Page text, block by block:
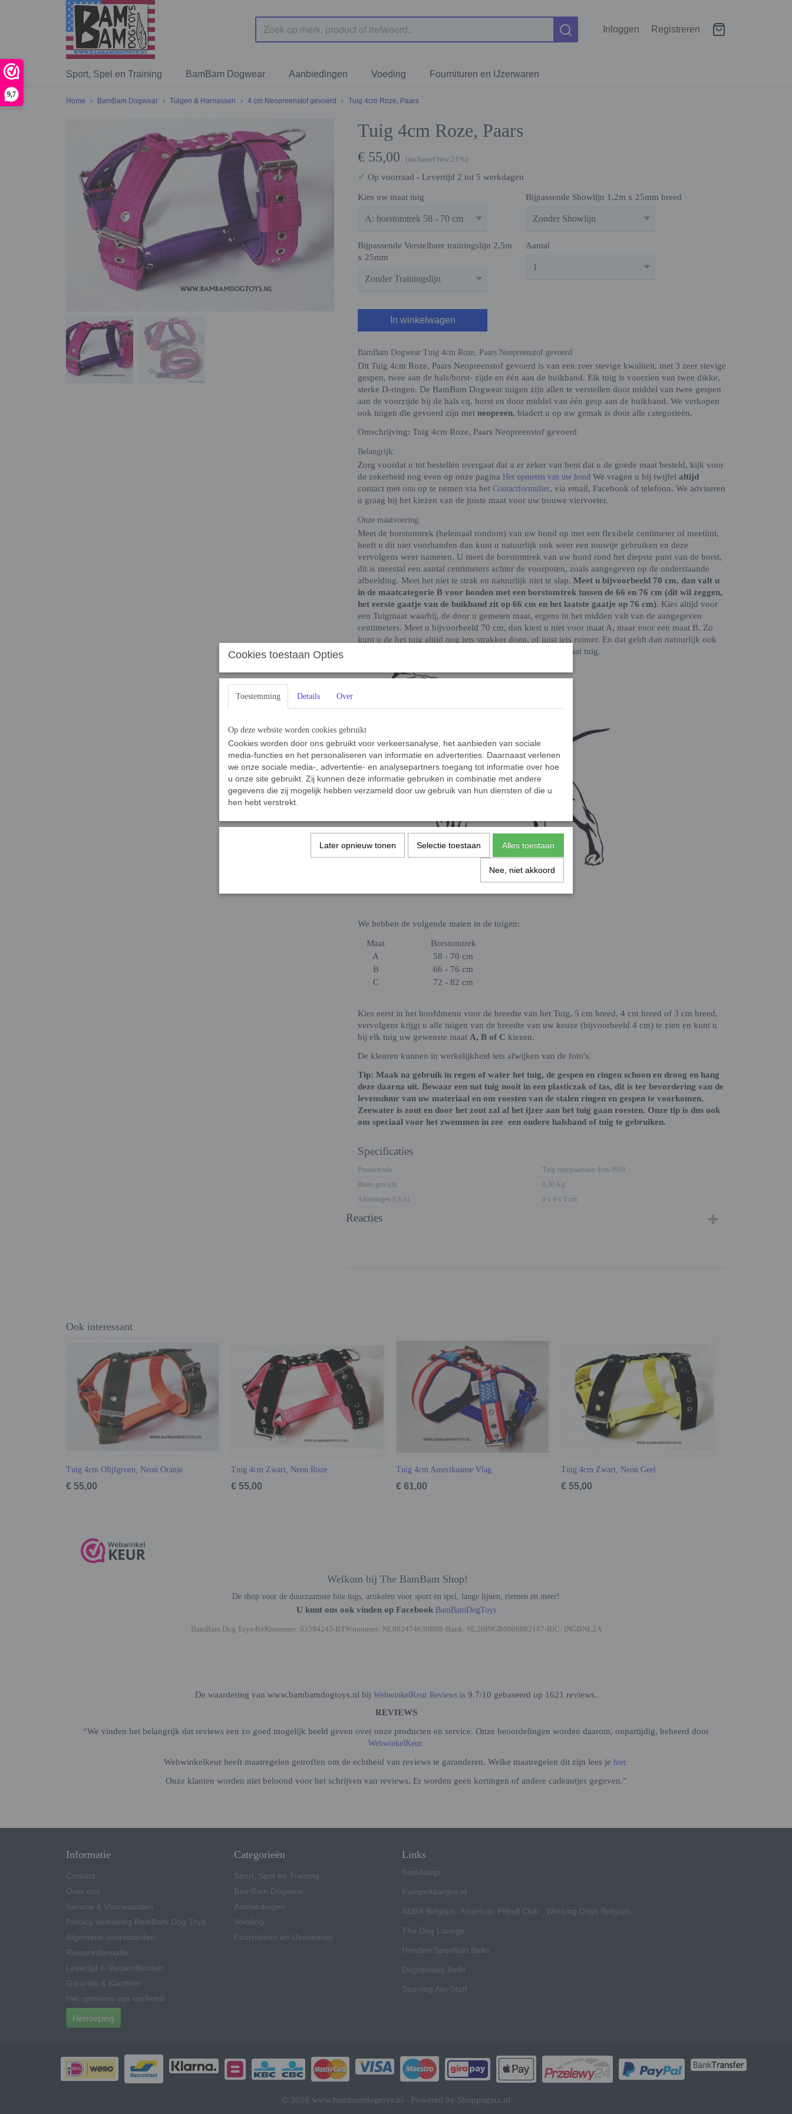
9,7
Inloggen Registreren
Sport, Spel en Training BamBam Dogwear Aanbiedingen Voeding Fournituren en IJzerwaren
Home › BamBam Dogwear › Tuigen & Harnassen › 4 cm Neopreenstof gevoerd › Tuig 4cm Roze, Paars
Tuig 4cm Roze, Paars
€ 55,00 (inclusief btw 21%)
✓ Op voorraad - Levertijd 2 tot 5 werkdagen
Kies uw maat tuig Bijpassende Showlijn 1,2m x 25mm breed
Bijpassende Verstelbare trainingslijn 2,5m
x 25mm
Aantal
In winkelwagen
BamBam Dogwear Tuig 4cm Roze, Paars Neopreenstof gevoerd
Dit Tuig 4cm Roze, Paars Neopreenstof gevoerd is van een zeer stevige kwaliteit, met 3 zeer stevige
gespen, twee aan de hals/borst- zijde en één aan de buikband. Elk tuig is voorzien van twee dikke,
sterke D-ringen. De BamBam Dogwear tuigen zijn allen te verstellen door middel van twee gespen
aan de voorzijde bij de hals cq. borst en door middel van één gesp aan de buikband. We verkopen
ook tuigen die gevoerd zijn met neopreen, bladert u op uw gemak is door alle categorieën.
Omschrijving: Tuig 4cm Roze, Paars Neopreenstof gevoerd
Belangrijk:
Zorg voordat u tot bestellen overgaat dat u er zeker van bent dat u de goede maat besteld, kijk voor
de zekerheid nog even op onze pagina Het opmeten van uw hond We vragen u bij twijfel altijd
contact met ons op te nemen via het Contactformulier, via email, Facebook of telefoon. We adviseren
u graag bij het kiezen van de juiste maat voor uw trouwe viervoeter.
Onze maatvoering:
Meet de borstomtrek (helemaal rondom) van uw hond op met een flexibele centimeter of meetlint,
heeft u dit niet voorhanden dan kunt u natuurlijk ook weer een touwtje gebruiken en deze
vervolgens weer nameten. U meet de borstomtrek van uw hond rond het diepste punt van de borst,
dit is meestal een aantal centimeters achter de voorpoten, zoals aangegeven op de onderstaande
afbeelding. Meet het niet te strak en natuurlijk niet te slap. Meet u bijvoorbeeld 70 cm, dan valt u
in de maatcategorie B voor honden met een borstomtrek tussen de 66 en 76 cm (dit wil zeggen,
het eerste gaatje van de buikband zit op 66 cm en het laatste gaatje op 76 cm). Kies altijd voor
een Tuigmaat waarbij, de door u gemeten maat, ergens in het midden valt van de aangegeven
centimeters. Meet u bijvoorbeeld 70 cm, dan kiest u niet voor maat A, maar voor een maat B. Zo
kunt u de het tuig altijd nog iets strakker doen, of juist iets ruimer. En dat geldt dan natuurlijk ook
als u 66 cm gemeten heeft, dan kiest u voor de kleinere maat tuig.
We hebben de volgende maten in de tuigen:
Maat
Borstomtrek
A
58 - 70 cm
B
66 - 76 cm
C
72 - 82 cm
Kies eerst in het hoofdmenu voor de breedte van het Tuig, 5 cm breed, 4 cm breed of 3 cm breed,
vervolgens krijgt u alle tuigen van de breedte van uw keuze (bijvoorbeeld 4 cm) te zien en kunt u
bij elk tuig uw gewenste maat A, B of C kiezen.
De kleuren kunnen in werkelijkheid iets afwijken van de foto's.
Tip: Maak na gebruik in regen of water het tuig, de gespen en ringen schoon en droog en hang
deze daarna uit. Bewaar een nat tuig nooit in een plasticzak of tas, dit is ter bevordering van de
levensduur van uw materiaal en om roesten van de stalen ringen en gespen te voorkomen.
Zeewater is zout en door het zout zal al het ijzer aan het tuig gaan roesten. Onze tip is dus ook
om speciaal voor het zwemmen in zee een oudere halsband of tuig te gebruiken.
Specificaties
Productcode
Tuig roze/paarsneo 4cm-1934
Bruto gewicht
0,30 Kg
Afmetingen (l,b,h)
0 x 4 x 0 cm
Reacties
Ook interessant
Tuig 4cm Olijfgroen, Neon Oranje
€ 55,00
Tuig 4cm Zwart, Neon Roze
€ 55,00
Tuig 4cm Amerikaanse Vlag
€ 61,00
Tuig 4cm Zwart, Neon Geel
€ 55,00
Welkom bij The BamBam Shop!
De shop voor de duurzaamste bite tugs, artikelen voor sport en spel, lange lijnen, riemen en meer!
U kunt ons ook vinden op Facebook BamBamDogToys
BamBam Dog Toys-KvKnummer: 63394243-BTWnummer: NL002474630B88-Bank: NL26INGB0006882187-BIC: INGBNL2A
De waardering van www.bambamdogtoys.nl bij WebwinkelKeur Reviews is 9.7/10 gebaseerd op 1621 reviews.
REVIEWS
“We vinden het belangrijk dat reviews een zo goed mogelijk beeld geven over onze producten en service. Onze beoordelingen worden daarom, onpartijdig, beheerd door
WebwinkelKeur.
Webwinkelkeur heeft maatregelen getroffen om de echtheid van reviews te garanderen. Welke maatregelen dit zijn lees je hier.
Onze klanten worden niet beloond voor het schrijven van reviews. Er worden geen kortingen of andere cadeautjes gegeven.”
Informatie
Contact
Over ons
Service & Voorwaarden
Privacy verklaring BamBam Dog Toys
Algemene voorwaarden
Retourinformatie
Levertijd & Verzendkosten
Garantie & Klachten
Het opmeten van uw hond
Herroeping
Categorieën
Sport, Spel en Training
BamBam Dogwear
Aanbiedingen
Voeding
Fournituren en IJzerwaren
Links
Best4dogz
Kwispeltaartjes.nl
ADBA Belgium: American Pitbull Club , Working Dogs Belgium
The Dog Lounge
Honden Speeltuin Bello
Dagopvang Bello
Sporting Am-Staff
© 2026 www.bambamdogtoys.nl - Powered by Shoppagina.nl
Cookies toestaan Opties
Toestemming Details Over
Op deze website worden cookies gebruikt
Cookies worden door ons gebruikt voor verkeersanalyse, het aanbieden van sociale
media-functies en het personaliseren van informatie en advertenties. Daarnaast verlenen
we onze sociale media-, advertentie- en analysepartners toegang tot informatie over hoe
u onze site gebruikt. Zij kunnen deze informatie gebruiken in combinatie met andere
gegevens die zij mogelijk hebben verzameld door uw gebruik van hun diensten of die u
hen hebt verstrekt.
Later opnieuw tonen Selectie toestaan Alles toestaan
Nee, niet akkoord